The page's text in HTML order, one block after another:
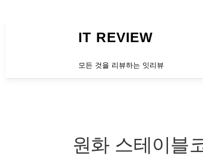
IT REVIEW
모든 것을 리뷰하는 잇리뷰
원화 스테이블